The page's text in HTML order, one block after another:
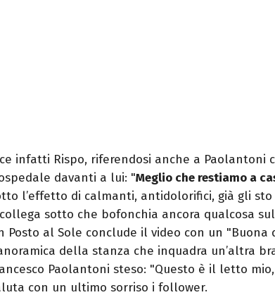
infatti Rispo, riferendosi anche a Paolantoni
davanti a lui: "Meglio che restiamo a
l’effetto di calmanti, antidolorifici, già gli sto
sotto che bofonchia ancora qualcosa
Posto al Sole conclude il video con un "Buona
della stanza che inquadra un’altra
Paolantoni steso: "Questo è il letto
con un ultimo sorriso i follower.